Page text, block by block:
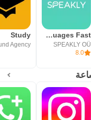
Speakly: Learn Languages Fast
SPEAKLY OÜ
8.0
Study